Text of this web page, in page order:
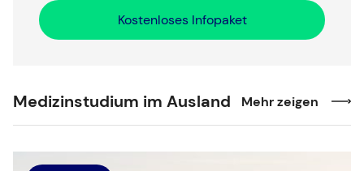
Kostenloses Infopaket
Medizinstudium im Ausland Mehr zeigen